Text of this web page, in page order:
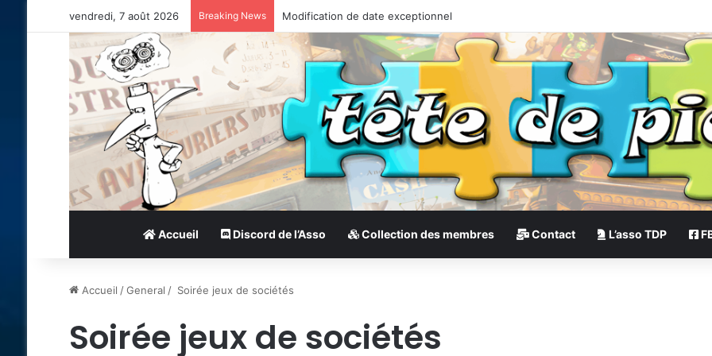
vendredi, 7 août 2026 Breaking News Modification de date exceptionnel
Accueil Discord de l’Asso Collection des membres Contact L’asso TDP
Accueil /General / Soirée jeux de sociétés
Soirée jeux de sociétés